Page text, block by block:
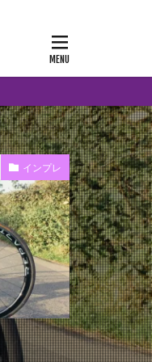
インプレ